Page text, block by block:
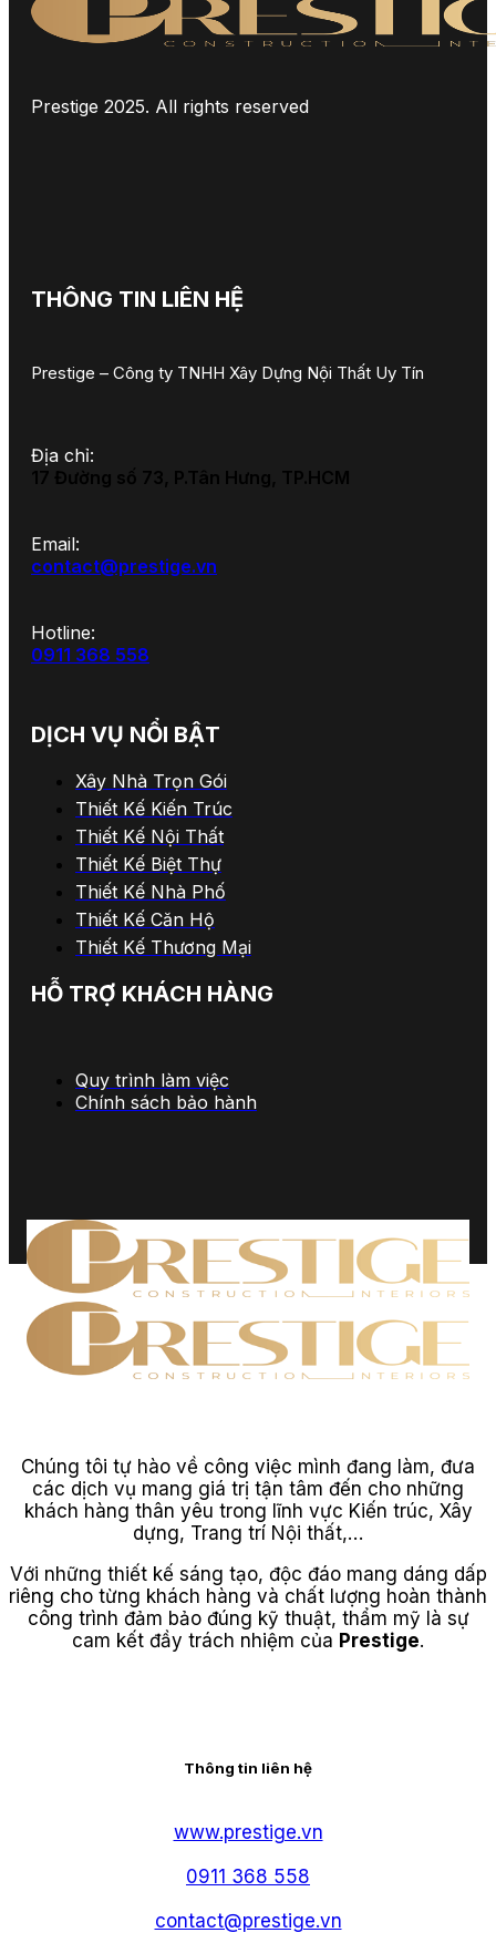
Prestige 2025. All rights reserved
THÔNG TIN LIÊN HỆ
Prestige – Công ty TNHH Xây Dựng Nội Thất Uy Tín
Địa chỉ:
17 Đường số 73, P.Tân Hưng, TP.HCM
Email:
contact@prestige.vn
Hotline:
0911 368 558
DỊCH VỤ NỔI BẬT
Xây Nhà Trọn Gói
Thiết Kế Kiến Trúc
Thiết Kế Nội Thất
Thiết Kế Biệt Thự
Thiết Kế Nhà Phố
Thiết Kế Căn Hộ
Thiết Kế Thương Mại
HỖ TRỢ KHÁCH HÀNG
Quy trình làm việc
Chính sách bảo hành
Chúng tôi tự hào về công việc mình đang làm, đưa
các dịch vụ mang giá trị tận tâm đến cho những
khách hàng thân yêu trong lĩnh vực Kiến trúc, Xây
dựng, Trang trí Nội thất,…
Với những thiết kế sáng tạo, độc đáo mang dáng dấp
riêng cho từng khách hàng và chất lượng hoàn thành
công trình đảm bảo đúng kỹ thuật, thẩm mỹ là sự
cam kết đầy trách nhiệm của Prestige.
Thông tin liên hệ
www.prestige.vn
0911 368 558
contact@prestige.vn